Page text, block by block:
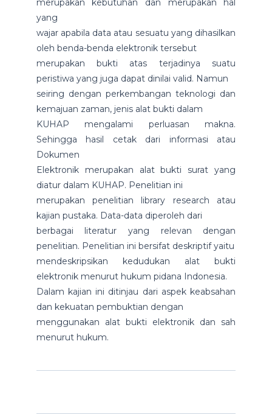
merupakan kebutuhan dan merupakan hal
yang
wajar apabila data atau sesuatu yang dihasilkan
oleh benda-benda elektronik tersebut
merupakan bukti atas terjadinya suatu
peristiwa yang juga dapat dinilai valid. Namun
seiring dengan perkembangan teknologi dan
kemajuan zaman, jenis alat bukti dalam
KUHAP mengalami perluasan makna.
Sehingga hasil cetak dari informasi atau
Dokumen
Elektronik merupakan alat bukti surat yang
diatur dalam KUHAP. Penelitian ini
merupakan penelitian library research atau
kajian pustaka. Data-data diperoleh dari
berbagai literatur yang relevan dengan
penelitian. Penelitian ini bersifat deskriptif yaitu
mendeskripsikan kedudukan alat bukti
elektronik menurut hukum pidana Indonesia.
Dalam kajian ini ditinjau dari aspek keabsahan
dan kekuatan pembuktian dengan
menggunakan alat bukti elektronik dan sah
menurut hukum.